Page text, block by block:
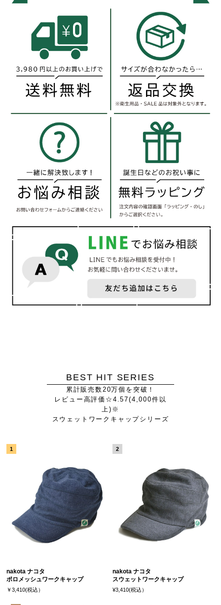
BEST HIT SERIES
累計販売数20万個を突破！
レビュー高評価☆4.57(4,000件以
上)※
スウェットワークキャップシリーズ
nakota ナコタ
ポロメッシュワークキャップ
￥3,410(税込）
nakota ナコタ
スウェットワークキャップ
¥3,410(税込）